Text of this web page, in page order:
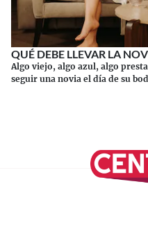
QUÉ DEBE LLEVAR LA
Algo viejo, algo azul, algo
seguir una novia el día de su